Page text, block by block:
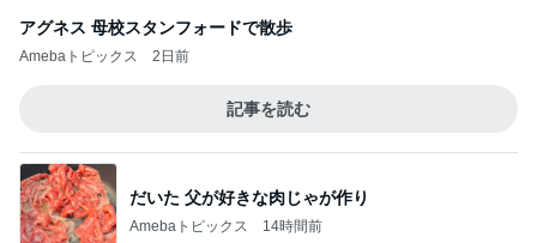
アグネス 母校スタンフォードで散歩
Amebaトピックス 2日前
記事を読む
だいた 父が好きな肉じゃが作り
Amebaトピックス 14時間前